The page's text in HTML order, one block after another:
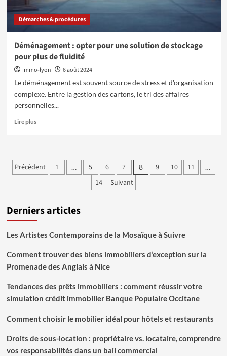
vendre
?
Démarches & procédures
Déménagement : opter pour une solution de stockage
pour plus de fluidité
immo-lyon
6 août 2024
Le déménagement est souvent source de stress et d'organisation
complexe. Entre la gestion des cartons, le tri des affaires
personnelles...
Lire plusEn
Déménagement
:
solution
de
pour
de
fluidité
Pagination
publications
Précèdent 1 … 5 6 7 8 9 10 11 …
14 Suivant
Derniers articles
Les Artistes Contemporains de la Mosaïque à Suivre
Comment trouver des biens immobiliers d’exception sur la
Promenade des Anglais à Nice
Tendances des prêts immobiliers : comment réussir votre
simulation crédit immobilier Banque Populaire Occitane
Comment choisir le mobilier idéal pour hôtels et restaurants
Droits de sous-location : propriétaire vs. locataire, comprendre
vos responsabilités dans un bail commercial